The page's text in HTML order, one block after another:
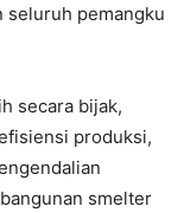
seluruh pemangku
secara bijak,
produksi,
smelter